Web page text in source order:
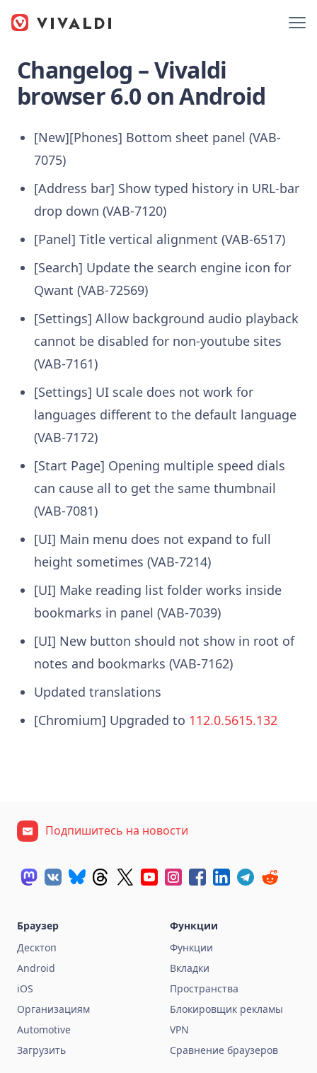
Changelog – Vivaldi
browser 6.0 on Android
[New][Phones] Bottom sheet panel (VAB-
7075)
[Address bar] Show typed history in URL-bar
drop down (VAB-7120)
[Panel] Title vertical alignment (VAB-6517)
[Search] Update the search engine icon for
Qwant (VAB-72569)
[Settings] Allow background audio playback
cannot be disabled for non-youtube sites
(VAB-7161)
[Settings] UI scale does not work for
languages different to the default language
(VAB-7172)
[Start Page] Opening multiple speed dials
can cause all to get the same thumbnail
(VAB-7081)
[UI] Main menu does not expand to full
height sometimes (VAB-7214)
[UI] Make reading list folder works inside
bookmarks in panel (VAB-7039)
[UI] New button should not show in root of
notes and bookmarks (VAB-7162)
Updated translations
[Chromium] Upgraded to 112.0.5615.132
Подпишитесь на новости
Браузер
Десктоп
Android
iOS
Организациям
Automotive
Загрузить
Функции
Функции
Вкладки
Пространства
Блокировщик рекламы
VPN
Сравнение браузеров